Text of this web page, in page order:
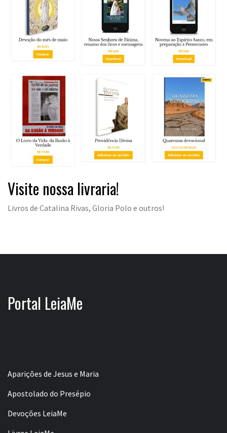
Visite nossa livraria!
Livros de Catalina Rivas, Gloria Polo e outros!
Portal LeiaMe
Aparições de Jesus e Maria
Apostolado do Presépio
Devoções LeiaMe